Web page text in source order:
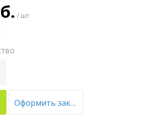
/ шт
Оформить заказ оптом